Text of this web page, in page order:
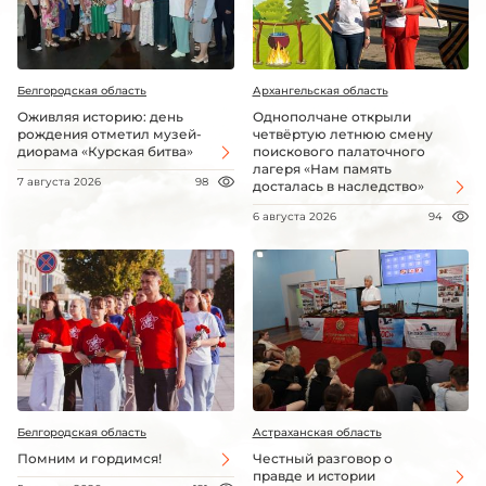
Белгородская область
Оживляя историю: день
рождения отметил музей-
диорама «Курская битва»
7 августа 2026 98
Архангельская область
Однополчане открыли
четвёртую летнюю смену
поискового палаточного
лагеря «Нам память
досталась в наследство»
6 августа 2026 94
Белгородская область
Помним и гордимся!
Астраханская область
Честный разговор о
правде и истории